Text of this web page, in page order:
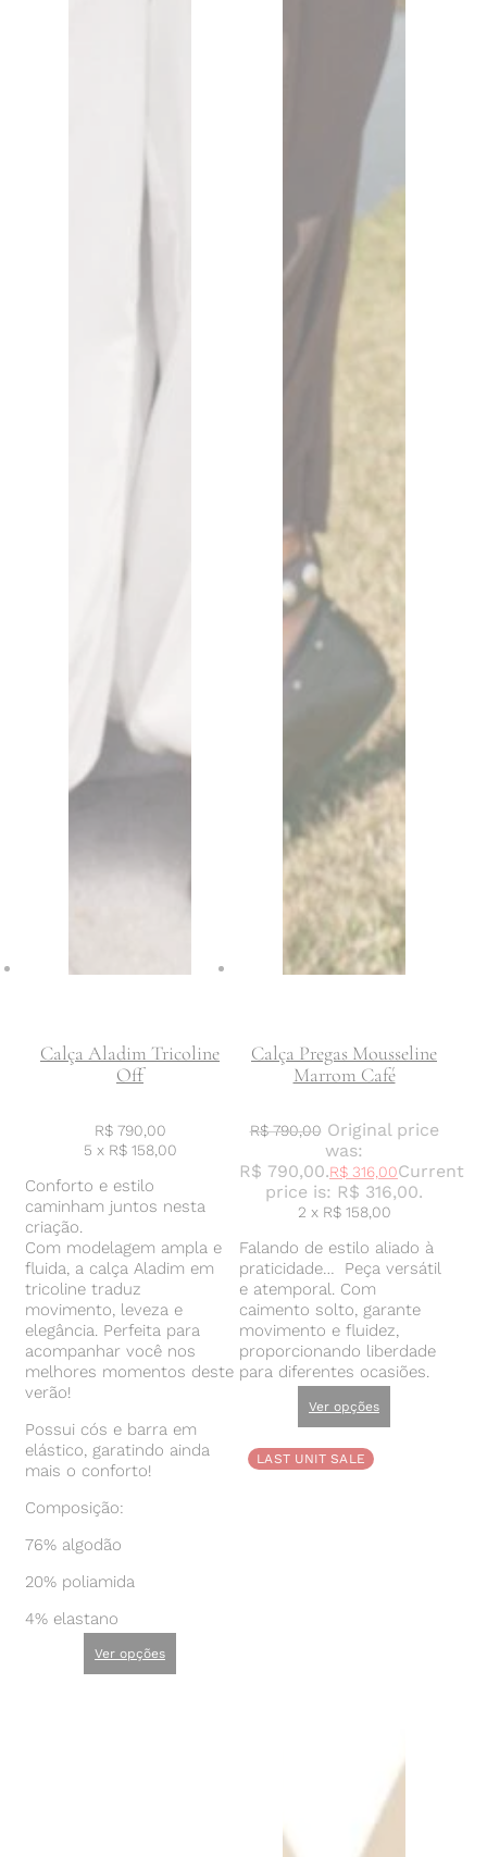
Calça Aladim Tricoline
Off
R$790,00
5 x R$158,00
Conforto e estilo
caminham juntos nesta
criação.
Com modelagem ampla e
fluida, a calça Aladim em
tricoline traduz
movimento, leveza e
elegância. Perfeita para
acompanhar você nos
melhores momentos deste
verão!
Possui cós e barra em
elástico, garatindo ainda
mais o conforto!
Composição:
76% algodão
20% poliamida
4% elastano
Ver opções
Calça Pregas Mousseline
Marrom Café
R$790,00 Original price
was:
R$ 790,00.R$ 316,00Current
price is: R$ 316,00.
2 x R$158,00
Falando de estilo aliado à
praticidade… Peça versátil
e atemporal. Com
caimento solto, garante
movimento e fluidez,
proporcionando liberdade
para diferentes ocasiões.
Ver opções
LAST UNIT SALE